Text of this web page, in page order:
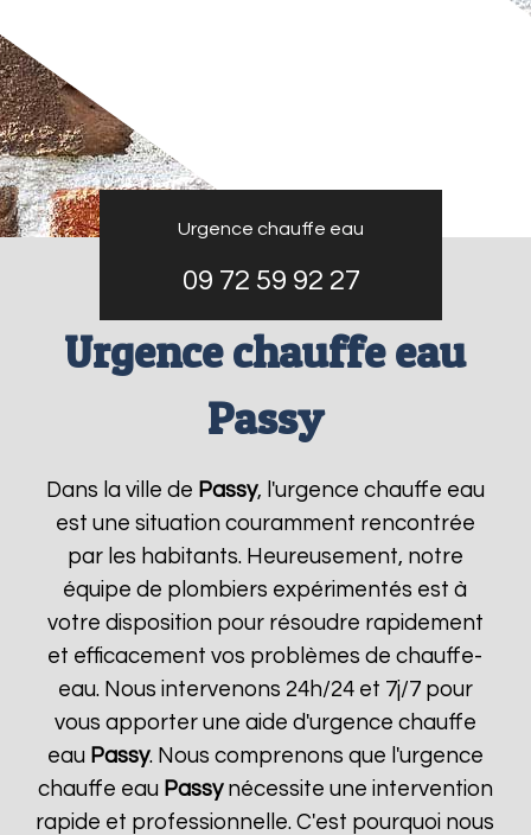
Urgence chauffe eau
09 72 59 92 27
Urgence chauffe eau
Passy
Dans la ville de Passy, l'urgence chauffe eau
est une situation couramment rencontrée
par les habitants. Heureusement, notre
équipe de plombiers expérimentés est à
votre disposition pour résoudre rapidement
et efficacement vos problèmes de chauffe-
eau. Nous intervenons 24h/24 et 7j/7 pour
vous apporter une aide d'urgence chauffe
eau Passy. Nous comprenons que l'urgence
chauffe eau Passynécessite une intervention
rapide et professionnelle. C'est pourquoi nous